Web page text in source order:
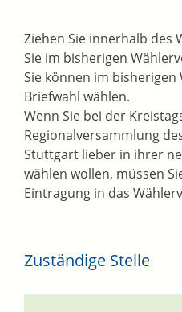
Ziehen Sie innerhalb des
Sie im bisherigen
Sie können im
Briefwahl wählen.
Wenn Sie bei der
Regionalversammlung
Stuttgart lieber in ihrer
wählen wollen, müssen
Eintragung in das
Zuständige Stelle